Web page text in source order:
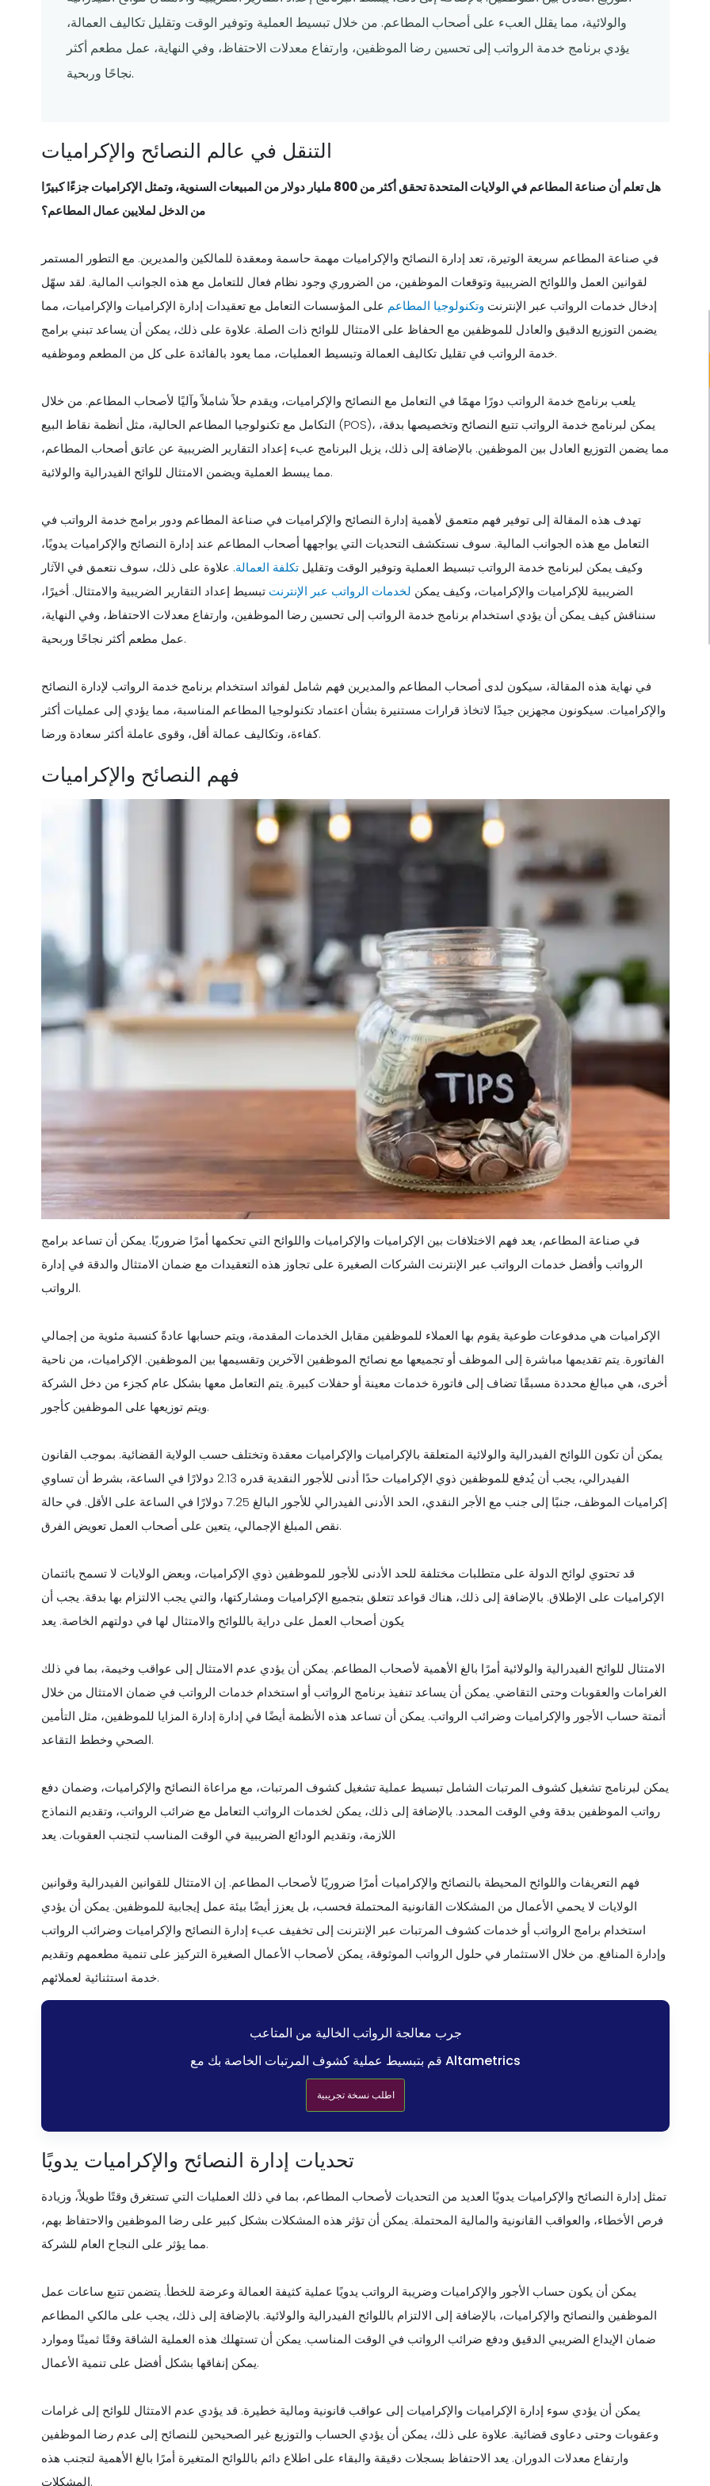
والولائية، مما يقلل العبء على أصحاب المطاعم. من خلال تبسيط العملية وتوفير الوقت وتقليل تكاليف العمالة،
يؤدي برنامج خدمة الرواتب إلى تحسين رضا الموظفين، وارتفاع معدلات الاحتفاظ، وفي النهاية، عمل مطعم أكثر
نجاحًا وربحية.
التنقل في عالم النصائح والإكراميات
هل تعلم أن صناعة المطاعم في الولايات المتحدة تحقق أكثر من 800 مليار دولار من المبيعات السنوية، وتمثل الإكراميات جزءًا كبيرًا
من الدخل لملايين عمال المطاعم؟
في صناعة المطاعم سريعة الوتيرة، تعد إدارة النصائح والإكراميات مهمة حاسمة ومعقدة للمالكين والمديرين. مع التطور المستمر
لقوانين العمل واللوائح الضريبية وتوقعات الموظفين، من الضروري وجود نظام فعال للتعامل مع هذه الجوانب المالية. لقد سهّل
إدخال خدمات الرواتب عبر الإنترنت وتكنولوجيا المطاعم على المؤسسات التعامل مع تعقيدات إدارة الإكراميات والإكراميات، مما
يضمن التوزيع الدقيق والعادل للموظفين مع الحفاظ على الامتثال للوائح ذات الصلة. علاوة على ذلك، يمكن أن يساعد تبني برامج
خدمة الرواتب في تقليل تكاليف العمالة وتبسيط العمليات، مما يعود بالفائدة على كل من المطعم وموظفيه.
يلعب برنامج خدمة الرواتب دورًا مهمًا في التعامل مع النصائح والإكراميات، ويقدم حلاً شاملاً وآليًا لأصحاب المطاعم. من خلال
التكامل مع تكنولوجيا المطاعم الحالية، مثل أنظمة نقاط البيع (POS)، يمكن لبرنامج خدمة الرواتب تتبع النصائح وتخصيصها بدقة،
مما يضمن التوزيع العادل بين الموظفين. بالإضافة إلى ذلك، يزيل البرنامج عبء إعداد التقارير الضريبية عن عاتق أصحاب المطاعم،
مما يبسط العملية ويضمن الامتثال للوائح الفيدرالية والولائية.
تهدف هذه المقالة إلى توفير فهم متعمق لأهمية إدارة النصائح والإكراميات في صناعة المطاعم ودور برامج خدمة الرواتب في
التعامل مع هذه الجوانب المالية. سوف نستكشف التحديات التي يواجهها أصحاب المطاعم عند إدارة النصائح والإكراميات يدويًا،
وكيف يمكن لبرنامج خدمة الرواتب تبسيط العملية وتوفير الوقت وتقليل تكلفة العمالة. علاوة على ذلك، سوف نتعمق في الآثار
الضريبية للإكراميات والإكراميات، وكيف يمكن لخدمات الرواتب عبر الإنترنت تبسيط إعداد التقارير الضريبية والامتثال. أخيرًا،
سنناقش كيف يمكن أن يؤدي استخدام برنامج خدمة الرواتب إلى تحسين رضا الموظفين، وارتفاع معدلات الاحتفاظ، وفي النهاية،
عمل مطعم أكثر نجاحًا وربحية.
في نهاية هذه المقالة، سيكون لدى أصحاب المطاعم والمديرين فهم شامل لفوائد استخدام برنامج خدمة الرواتب لإدارة النصائح
والإكراميات. سيكونون مجهزين جيدًا لاتخاذ قرارات مستنيرة بشأن اعتماد تكنولوجيا المطاعم المناسبة، مما يؤدي إلى عمليات أكثر
كفاءة، وتكاليف عمالة أقل، وقوى عاملة أكثر سعادة ورضا.
فهم النصائح والإكراميات
في صناعة المطاعم، يعد فهم الاختلافات بين الإكراميات والإكراميات واللوائح التي تحكمها أمرًا ضروريًا. يمكن أن تساعد برامج
الرواتب وأفضل خدمات الرواتب عبر الإنترنت الشركات الصغيرة على تجاوز هذه التعقيدات مع ضمان الامتثال والدقة في إدارة
الرواتب.
الإكراميات هي مدفوعات طوعية يقوم بها العملاء للموظفين مقابل الخدمات المقدمة، ويتم حسابها عادةً كنسبة مئوية من إجمالي
الفاتورة. يتم تقديمها مباشرة إلى الموظف أو تجميعها مع نصائح الموظفين الآخرين وتقسيمها بين الموظفين. الإكراميات، من ناحية
أخرى، هي مبالغ محددة مسبقًا تضاف إلى فاتورة خدمات معينة أو حفلات كبيرة. يتم التعامل معها بشكل عام كجزء من دخل الشركة
ويتم توزيعها على الموظفين كأجور.
يمكن أن تكون اللوائح الفيدرالية والولائية المتعلقة بالإكراميات والإكراميات معقدة وتختلف حسب الولاية القضائية. بموجب القانون
الفيدرالي، يجب أن يُدفع للموظفين ذوي الإكراميات حدًا أدنى للأجور النقدية قدره 2.13 دولارًا في الساعة، بشرط أن تساوي
إكراميات الموظف، جنبًا إلى جنب مع الأجر النقدي، الحد الأدنى الفيدرالي للأجور البالغ 7.25 دولارًا في الساعة على الأقل. في حالة
نقص المبلغ الإجمالي، يتعين على أصحاب العمل تعويض الفرق.
قد تحتوي لوائح الدولة على متطلبات مختلفة للحد الأدنى للأجور للموظفين ذوي الإكراميات، وبعض الولايات لا تسمح بائتمان
الإكراميات على الإطلاق. بالإضافة إلى ذلك، هناك قواعد تتعلق بتجميع الإكراميات ومشاركتها، والتي يجب الالتزام بها بدقة. يجب أن
يكون أصحاب العمل على دراية باللوائح والامتثال لها في دولتهم الخاصة. يعد
الامتثال للوائح الفيدرالية والولائية أمرًا بالغ الأهمية لأصحاب المطاعم. يمكن أن يؤدي عدم الامتثال إلى عواقب وخيمة، بما في ذلك
الغرامات والعقوبات وحتى التقاضي. يمكن أن يساعد تنفيذ برنامج الرواتب أو استخدام خدمات الرواتب في ضمان الامتثال من خلال
أتمتة حساب الأجور والإكراميات وضرائب الرواتب. يمكن أن تساعد هذه الأنظمة أيضًا في إدارة إدارة المزايا للموظفين، مثل التأمين
الصحي وخطط التقاعد.
يمكن لبرنامج تشغيل كشوف المرتبات الشامل تبسيط عملية تشغيل كشوف المرتبات، مع مراعاة النصائح والإكراميات، وضمان دفع
رواتب الموظفين بدقة وفي الوقت المحدد. بالإضافة إلى ذلك، يمكن لخدمات الرواتب التعامل مع ضرائب الرواتب، وتقديم النماذج
اللازمة، وتقديم الودائع الضريبية في الوقت المناسب لتجنب العقوبات. يعد
فهم التعريفات واللوائح المحيطة بالنصائح والإكراميات أمرًا ضروريًا لأصحاب المطاعم. إن الامتثال للقوانين الفيدرالية وقوانين
الولايات لا يحمي الأعمال من المشكلات القانونية المحتملة فحسب، بل يعزز أيضًا بيئة عمل إيجابية للموظفين. يمكن أن يؤدي
استخدام برامج الرواتب أو خدمات كشوف المرتبات عبر الإنترنت إلى تخفيف عبء إدارة النصائح والإكراميات وضرائب الرواتب
وإدارة المنافع. من خلال الاستثمار في حلول الرواتب الموثوقة، يمكن لأصحاب الأعمال الصغيرة التركيز على تنمية مطعمهم وتقديم
خدمة استثنائية لعملائهم.
جرب معالجة الرواتب الخالية من المتاعب
قم بتبسيط عملية كشوف المرتبات الخاصة بك مع Altametrics
اطلب نسخة تجريبية
تحديات إدارة النصائح والإكراميات يدويًا
تمثل إدارة النصائح والإكراميات يدويًا العديد من التحديات لأصحاب المطاعم، بما في ذلك العمليات التي تستغرق وقتًا طويلاً، وزيادة
فرص الأخطاء، والعواقب القانونية والمالية المحتملة. يمكن أن تؤثر هذه المشكلات بشكل كبير على رضا الموظفين والاحتفاظ بهم،
مما يؤثر على النجاح العام للشركة.
يمكن أن يكون حساب الأجور والإكراميات وضريبة الرواتب يدويًا عملية كثيفة العمالة وعرضة للخطأ. يتضمن تتبع ساعات عمل
الموظفين والنصائح والإكراميات، بالإضافة إلى الالتزام باللوائح الفيدرالية والولائية. بالإضافة إلى ذلك، يجب على مالكي المطاعم
ضمان الإيداع الضريبي الدقيق ودفع ضرائب الرواتب في الوقت المناسب. يمكن أن تستهلك هذه العملية الشاقة وقتًا ثمينًا وموارد
يمكن إنفاقها بشكل أفضل على تنمية الأعمال.
يمكن أن يؤدي سوء إدارة الإكراميات والإكراميات إلى عواقب قانونية ومالية خطيرة. قد يؤدي عدم الامتثال للوائح إلى غرامات
وعقوبات وحتى دعاوى قضائية. علاوة على ذلك، يمكن أن يؤدي الحساب والتوزيع غير الصحيحين للنصائح إلى عدم رضا الموظفين
وارتفاع معدلات الدوران. يعد الاحتفاظ بسجلات دقيقة والبقاء على اطلاع دائم باللوائح المتغيرة أمرًا بالغ الأهمية لتجنب هذه
المشكلات.